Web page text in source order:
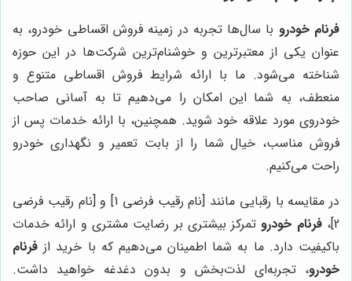
فرنام خودرو با سال‌ها تجربه در زمینه فروش اقساطی خودرو، به
عنوان یکی از معتبرترین و خوشنام‌ترین شرکت‌ها در این حوزه
شناخته می‌شود. ما با ارائه شرایط فروش اقساطی متنوع و
منعطف، به شما این امکان را می‌دهیم تا به آسانی صاحب
خودروی مورد علاقه خود شوید. همچنین، با ارائه خدمات پس از
فروش مناسب، خیال شما را از بابت تعمیر و نگهداری خودرو
راحت می‌کنیم.
در مقایسه با رقبایی مانند [نام رقیب فرضی 1] و [نام رقیب فرضی
2]،
فرنام خودرو تمرکز بیشتری بر رضایت مشتری و ارائه خدمات
باکیفیت دارد. ما به شما اطمینان می‌دهیم که با خرید از فرنام
خودرو، تجربه‌ای لذت‌بخش و بدون دغدغه خواهید داشت.